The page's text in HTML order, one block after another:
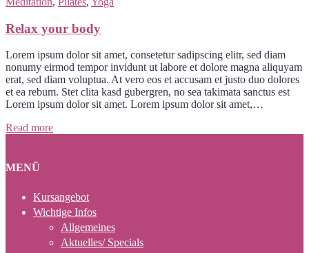
Relax your body
Lorem ipsum dolor sit amet, consetetur sadipscing elitr, sed diam
nonumy eirmod tempor invidunt ut labore et dolore magna aliquyam
erat, sed diam voluptua. At vero eos et accusam et justo duo dolores
et ea rebum. Stet clita kasd gubergren, no sea takimata sanctus est
Lorem ipsum dolor sit amet. Lorem ipsum dolor sit amet,…
Read more
MENÜ
Kursangebot
Wichtige Infos
Allgemeines
Aktuelles/ Specials